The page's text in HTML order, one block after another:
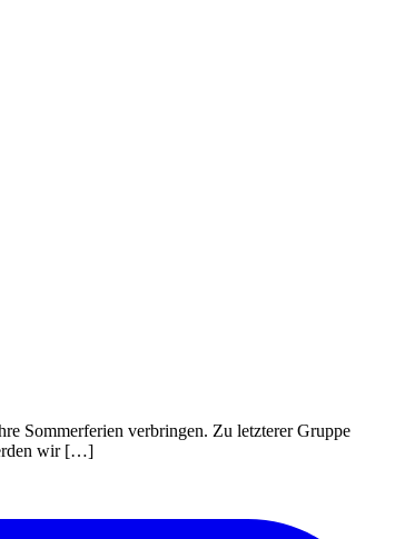
Sommerferien verbringen. Zu letzterer Gruppe
wir […]